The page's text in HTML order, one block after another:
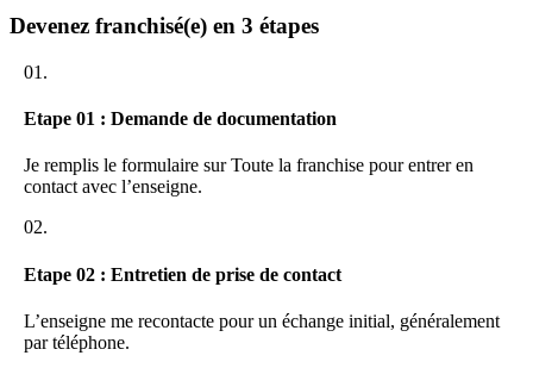
Devenez franchisé(e) en 3 étapes
01.
Etape 01 : Demande de documentation
Je remplis le formulaire sur Toute la franchise pour entrer en
contact avec l’enseigne.
02.
Etape 02 : Entretien de prise de contact
L’enseigne me recontacte pour un échange initial, généralement
par téléphone.